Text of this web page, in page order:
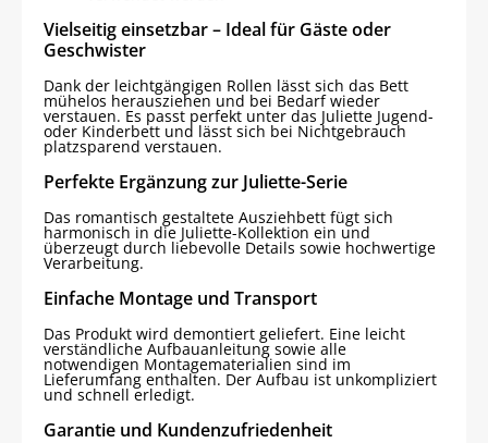
Vielseitig einsetzbar – Ideal für Gäste oder
Geschwister
Dank der leichtgängigen Rollen lässt sich das Bett
mühelos herausziehen und bei Bedarf wieder
verstauen. Es passt perfekt unter das Juliette Jugend-
oder Kinderbett und lässt sich bei Nichtgebrauch
platzsparend verstauen.
Perfekte Ergänzung zur Juliette-Serie
Das romantisch gestaltete Ausziehbett fügt sich
harmonisch in die Juliette-Kollektion ein und
überzeugt durch liebevolle Details sowie hochwertige
Verarbeitung.
Einfache Montage und Transport
Das Produkt wird demontiert geliefert. Eine leicht
verständliche Aufbauanleitung sowie alle
notwendigen Montagematerialien sind im
Lieferumfang enthalten. Der Aufbau ist unkompliziert
und schnell erledigt.
Garantie und Kundenzufriedenheit